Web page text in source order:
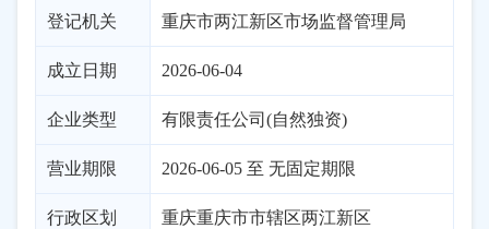
登记机关 重庆市两江新区市场监督管理局
成立日期 2026-06-04
企业类型 有限责任公司(自然独资)
营业期限 2026-06-05 至 无固定期限
行政区划 重庆重庆市市辖区两江新区